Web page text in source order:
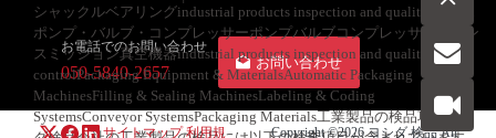
シャックルベアリングindustrial products inspection and quality control
ポンプ・バルブ・コンプレッサーポンプバルブコンプレッサートラン
スミッション真空機器industrial products inspection and quality
controlPackaging Equipment & MaterialsAutomatic Packaging
MachinesFilling & Sealing MachinesLabeling & Coding
SystemsConveyor SystemsPackaging Materials工業製品の検品項目ヨシ
お電話でのお問い合わせ
050-5840-2657
お問い合わせ
サイトマップ 利用規 Copyright ©2026ヨシダ 検品All